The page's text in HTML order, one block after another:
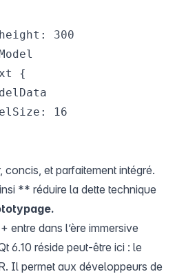
300
{
16
concis, et parfaitement intégré.
** réduire la dette technique
entre dans l’ère immersive
6.10 réside peut-être ici : le
Il permet aux développeurs de